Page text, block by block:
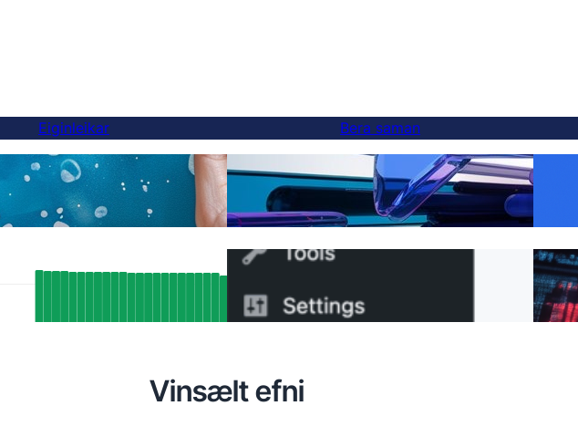
Eiginleikar
AI þýðingar
نتائج تحسين محركات البحث الحقيقية: كيف دعم
Bera saman
Að lokum, betra Weglot valkostur — og þú
getur skipt um í 5 mínútur
FluentC á 5 mínútum
Vinsælt efni